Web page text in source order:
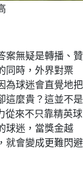
案無疑是轉播、贊
同時，外界對票
為球迷會直覺地把
這麼貴？這並不是
從來不只靠精英球
球迷，當獎金越
就會變成更難閃避